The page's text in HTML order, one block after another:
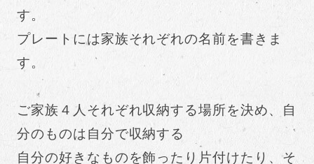
す。
プレートには家族それぞれの名前を書きま
す。
ご家族４人それぞれ収納する場所を決め、自
分のものは自分で収納する
自分の好きなものを飾ったり片付けたり、そ